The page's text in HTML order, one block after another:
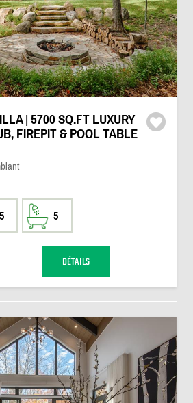
| 5700 SQ.FT LUXURY
FIREPIT & POOL TABLE
5 5
DÉTAILS